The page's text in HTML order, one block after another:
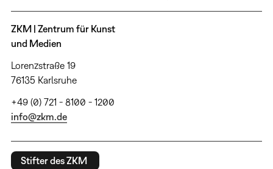
ZKM | Zentrum für Kunst
und Medien
Lorenzstraße 19
76135 Karlsruhe
+49 (0) 721 - 8100 - 1200
info@zkm.de
Stifter des ZKM